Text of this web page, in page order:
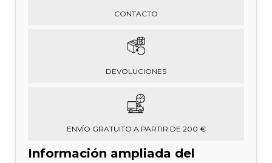
CONTACTO
DEVOLUCIONES
ENVÍO GRATUITO A PARTIR DE 200 €
Información ampliada del